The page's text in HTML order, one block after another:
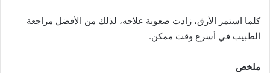
كلما استمر الأرق، زادت صعوبة علاجه، لذلك من الأفضل مراجعة
الطبيب في أسرع وقت ممكن.
ملخص